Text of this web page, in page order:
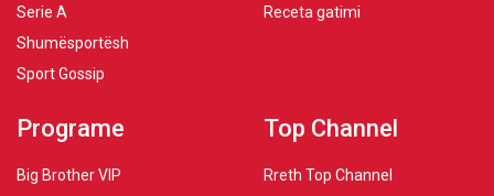
Serie A
Shumësportësh
Sport Gossip
Receta gatimi
Programe
Big Brother VIP
Top Channel
Rreth Top Channel